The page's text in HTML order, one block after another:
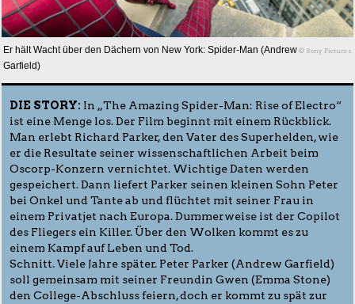
Er hält Wacht über den Dächern von New York: Spider-Man (Andrew
Garfield)
© Sony Pictures
DIE STORY: In „The Amazing Spider-Man: Rise of Electro“
ist eine Menge los. Der Film beginnt mit einem Rückblick.
Man erlebt Richard Parker, den Vater des Superhelden, wie
er die Resultate seiner wissenschaftlichen Arbeit beim
Oscorp-Konzern vernichtet. Wichtige Daten werden
gespeichert. Dann liefert Parker seinen kleinen Sohn Peter
bei Onkel und Tante ab und flüchtet mit seiner Frau in
einem Privatjet nach Europa. Dummerweise ist der Copilot
des Fliegers ein Killer. Über den Wolken kommt es zu
einem Kampf auf Leben und Tod.
Schnitt. Viele Jahre später. Peter Parker (Andrew Garfield)
soll gemeinsam mit seiner Freundin Gwen (Emma Stone)
den College-Abschluss feiern, doch er kommt zu spät zur